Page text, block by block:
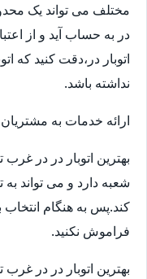
مختلف می تواند یک
در به حساب آید و از
اتوبار در،دقت کنید که
نداشته باشد.
ارائه خدمات به
بهترین اتوبار در در
شعبه دارد و می تواند
کند.پس به هنگام انتخاب
فراموش نکنید.
بهترین اتوبار در در